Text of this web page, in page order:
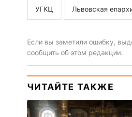
УГКЦ Львовская
Если вы заметили ошибку,
сообщить об этом редакции.
ЧИТАЙТЕ ТАКЖЕ